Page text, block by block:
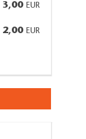
3,00 EUR
2,00EUR